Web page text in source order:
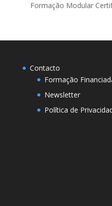
Formação Modular
Contacto
Formação
Newsletter
Política de